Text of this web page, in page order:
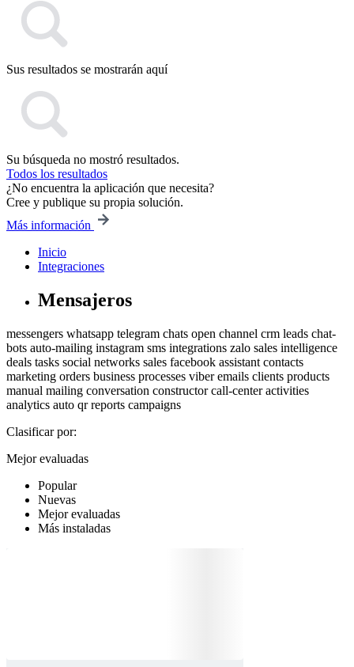
Sus resultados se mostrarán aquí
Su búsqueda no mostró resultados.
Todos los resultados
¿No encuentra la aplicación que necesita?
Cree y publique su propia solución.
Más información
Inicio
Integraciones
Mensajeros
messengers whatsapp telegram chats open channel crm leads chat-
bots auto-mailing instagram sms integrations zalo sales intelligence
deals tasks social networks sales facebook assistant contacts
marketing orders business processes viber emails clients products
manual mailing conversation constructor call-center activities
analytics auto qr reports campaigns
Clasificar por:
Mejor evaluadas
Popular
Nuevas
Mejor evaluadas
Más instaladas